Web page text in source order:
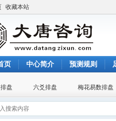
收藏本站
页 中心简介 预测规则
盘 六爻排盘 梅花易数排盘